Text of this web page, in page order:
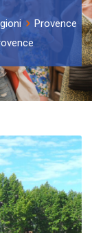
Provence